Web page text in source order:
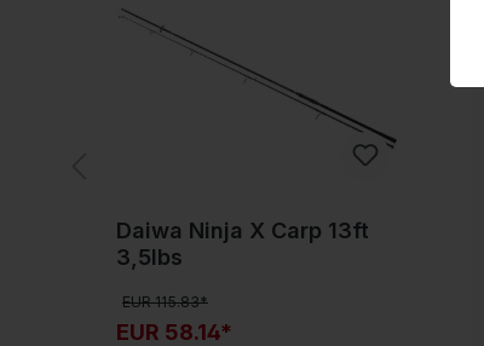
Daiwa Ninja X Carp 13ft
3,5lbs
EUR 115.83*
EUR 58.14*